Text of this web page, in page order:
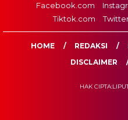
Facebook.com
Tiktok.com
HOME REDAKSI
DISCLAIMER
HAK